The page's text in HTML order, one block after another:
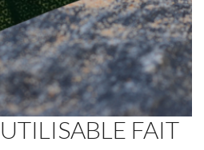
FAIT